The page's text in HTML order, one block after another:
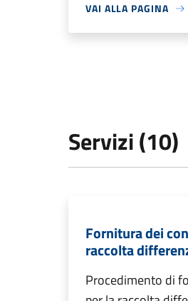
VAI ALLA PAGINA
Servizi (10)
Fornitura dei
raccolta
Procedimento di